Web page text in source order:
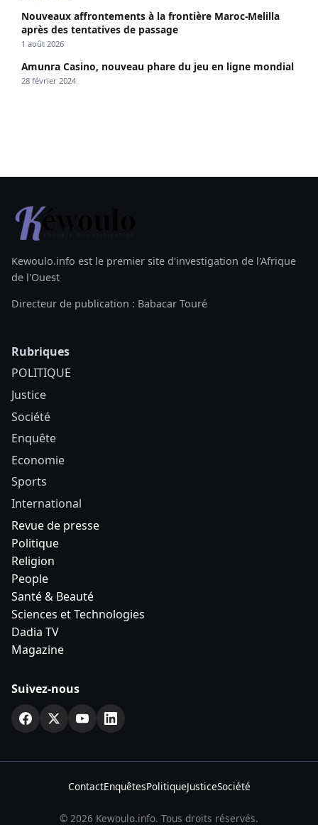
Nouveaux affrontements à la frontière Maroc-Melilla
après des tentatives de passage
1 août 2026
Amunra Casino, nouveau phare du jeu en ligne mondial
28 février 2024
Kewoulo.info est le premier site d'investigation de l'Afrique
de l'Ouest
Directeur de publication : Babacar Touré
Rubriques
POLITIQUE
Justice
Société
Enquête
Economie
Sports
International
Revue de presse
Politique
Religion
People
Santé & Beauté
Sciences et Technologies
Dadia TV
Magazine
Suivez-nous
ContactEnquêtesPolitiqueJusticeSociété
© 2026 Kewoulo.info. Tous droits réservés.